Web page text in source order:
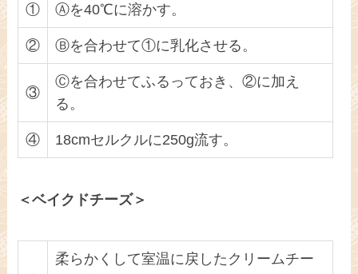
① Ⓐを40℃に溶かす。
② Ⓑを合わせて①に乳化させる。
③
Ⓒを合わせてふるっておき、②に加え
る。
④ 18cmセルクルに250g流す。
＜ベイクドチーズ＞
柔らかくして室温に戻したクリームチー